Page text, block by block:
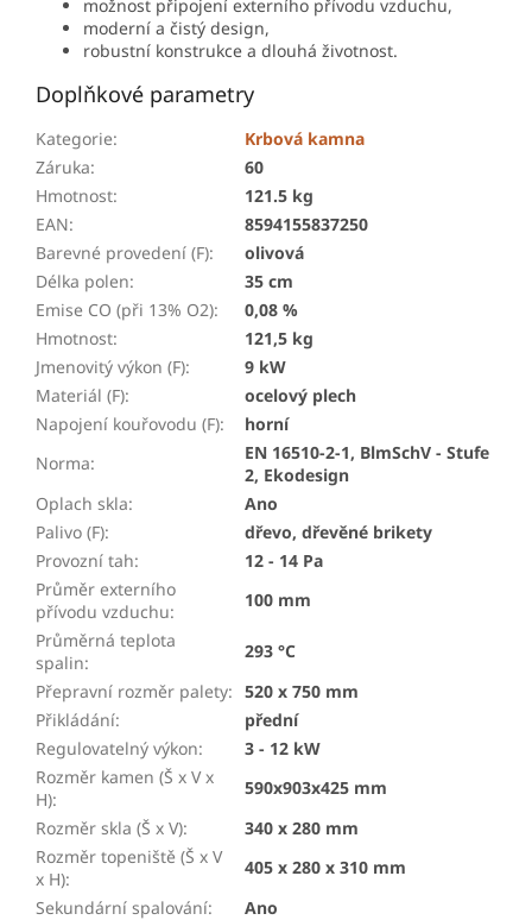
možnost připojení externího přívodu vzduchu,
moderní a čistý design,
robustní konstrukce a dlouhá životnost.
Doplňkové parametry
Kategorie:
Krbová kamna
Záruka:
60
Hmotnost:
121.5 kg
EAN:
8594155837250
Barevné provedení (F):
olivová
Délka polen:
35 cm
Emise CO (při 13% O2):
0,08 %
Hmotnost:
121,5 kg
Jmenovitý výkon (F):
9 kW
Materiál (F):
ocelový plech
Napojení kouřovodu (F):
horní
Norma:
EN 16510-2-1, BlmSchV - Stufe
2, Ekodesign
Oplach skla:
Ano
Palivo (F):
dřevo, dřevěné brikety
Provozní tah:
12 - 14 Pa
Průměr externího
přívodu vzduchu:
100 mm
Průměrná teplota
spalin:
293 °C
Přepravní rozměr palety: 520 x 750 mm
Přikládání:
přední
Regulovatelný výkon:
3 - 12 kW
Rozměr kamen (Š x V x
H):
590x903x425 mm
Rozměr skla (Š x V):
340 x 280 mm
Rozměr topeniště (Š x V
x H):
405 x 280 x 310 mm
Sekundární spalování:
Ano